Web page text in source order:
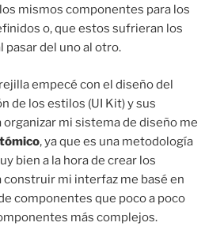
mismos componentes para los
o, que estos sufrieran los
pasar del uno al otro.
empecé con el diseño del
de los estilos (UI Kit) y sus
mi sistema de diseño me
, ya que es una metodología
bien a la hora de crear los
construir mi interfaz me basé en
componentes que poco a poco
más complejos.